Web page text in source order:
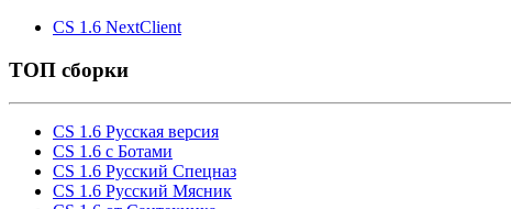
CS 1.6 NextClient
ТОП сборки
CS 1.6 Русская версия
CS 1.6 с Ботами
CS 1.6 Русский Спецназ
CS 1.6 Русский Мясник